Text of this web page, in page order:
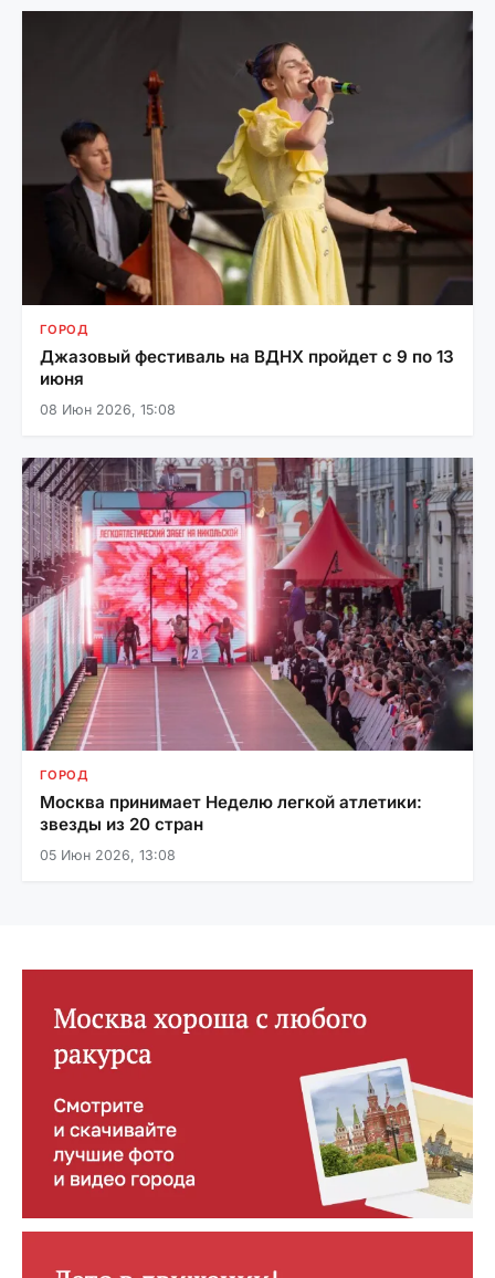
ГОРОД
Джазовый фестиваль на ВДНХ пройдет с 9 по 13
июня
08 Июн 2026, 15:08
ГОРОД
Москва принимает Неделю легкой атлетики:
звезды из 20 стран
05 Июн 2026, 13:08